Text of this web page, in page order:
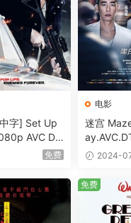
字] Set Up
AVC DT
免费
电影
迷宫
2024-
免费